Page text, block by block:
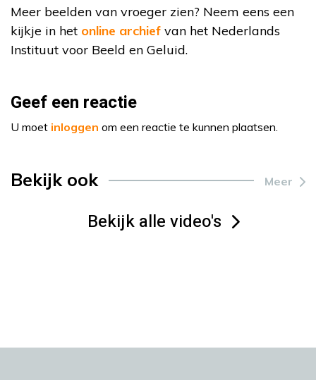
Meer beelden van vroeger zien? Neem eens een
kijkje in het online archief van het Nederlands
Instituut voor Beeld en Geluid.
Geef een reactie
U moet inloggen om een reactie te kunnen plaatsen.
Bekijk ook Meer
Bekijk alle video's